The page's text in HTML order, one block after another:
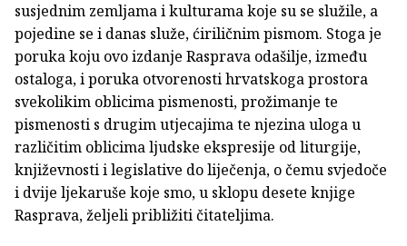
susjednim zemljama i kulturama koje su se služile, a
pojedine se i danas služe, ćiriličnim pismom. Stoga je
poruka koju ovo izdanje Rasprava odašilje, između
ostaloga, i poruka otvorenosti hrvatskoga prostora
svekolikim oblicima pismenosti, prožimanje te
pismenosti s drugim utjecajima te njezina uloga u
različitim oblicima ljudske ekspresije od liturgije,
književnosti i legislative do liječenja, o čemu svjedoče
i dvije ljekaruše koje smo, u sklopu desete knjige
Rasprava, željeli približiti čitateljima.